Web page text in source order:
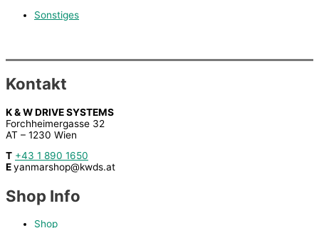
Sonstiges
Kontakt
K & W DRIVE SYSTEMS
Forchheimergasse 32
AT – 1230 Wien
T +43 1 890 1650
Eyanmarshop@kwds.at
Shop Info
Shop